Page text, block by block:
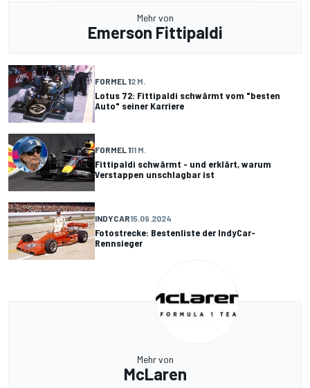
Mehr von
Emerson Fittipaldi
FORMEL 12 M.
Lotus 72: Fittipaldi schwärmt vom "besten
Auto" seiner Karriere
FORMEL 111 M.
Fittipaldi schwärmt - und erklärt, warum
Verstappen unschlagbar ist
INDYCAR15.09.2024
Fotostrecke: Bestenliste der IndyCar-
Rennsieger
Mehr von
McLaren